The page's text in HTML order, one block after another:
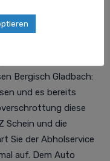
Bergisch Gladbach:
und es bereits
diese
Schein und die
Sie der Abholservice
auf. Dem Auto